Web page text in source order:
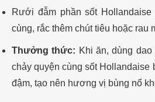
Rưới đẫm phần sốt
cùng, rắc thêm chút tiêu hoặc rau
Thưởng thức: Khi ăn, dùng
chảy quyện cùng sốt Hollandaise
đậm, tạo nên hương vị bùng nổ